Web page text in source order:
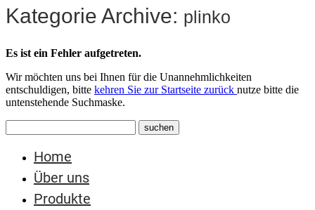
Kategorie Archive: plinko
Es ist ein Fehler aufgetreten.
Wir möchten uns bei Ihnen für die Unannehmlichkeiten
entschuldigen, bitte kehren Sie zur Startseite zurück nutze bitte die
untenstehende Suchmaske.
Home
Über uns
Produkte